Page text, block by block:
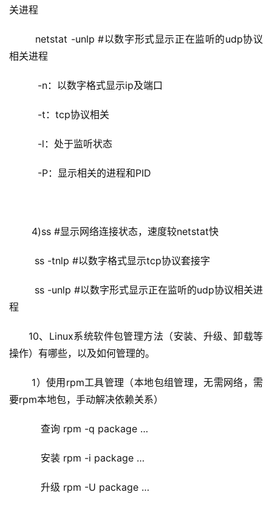
关进程
netstat -unlp #以数字形式显示正在监听的udp协议
相关进程
-n：以数字格式显示ip及端口
-t：tcp协议相关
-l：处于监听状态
-P：显示相关的进程和PID
4)ss #显示网络连接状态，速度较netstat快
ss -tnlp #以数字格式显示tcp协议套接字
ss -unlp #以数字形式显示正在监听的udp协议相关进
程
10、Linux系统软件包管理方法（安装、升级、卸载等
操作）有哪些，以及如何管理的。
1）使用rpm工具管理（本地包组管理，无需网络，需
要rpm本地包，手动解决依赖关系）
查询 rpm -q package …
安装 rpm -i package …
升级 rpm -U package …